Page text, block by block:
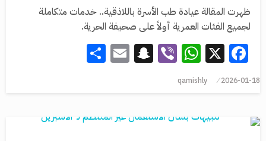
ظهرت المقالة عيادة طب الأسرة باللاذقية.. خدمات متكاملة
لجميع الفئات العمرية أولاً على صحيفة الحرية.
Facebook
X
WhatsApp
Viber
Snapchat
Email
2026-01-18
qamishly